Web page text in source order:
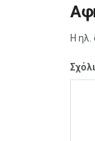
Η ηλ.